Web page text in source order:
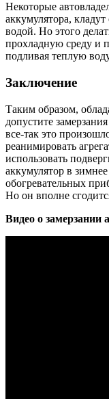
Некоторые
аккумулятора,
водой. Но этого
прохладную среду и
подливая теплую
Заключение
Таким образом,
допустите
все-так это
реанимировать
использовать
аккумулятор в
обогревательных
Но он вполне
Видео о замерзании